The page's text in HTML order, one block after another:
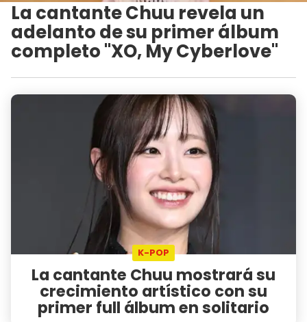
La cantante Chuu revela un
adelanto de su primer álbum
completo "XO, My Cyberlove"
K-POP
La cantante Chuu mostrará su
crecimiento artístico con su
primer full álbum en solitario